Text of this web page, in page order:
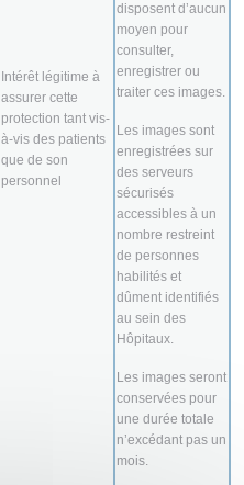
Intérêt légitime à
assurer cette
protection tant vis-
à-vis des patients
que de son
personnel
disposent d’aucun
moyen pour
consulter,
enregistrer ou
traiter ces images.
Les images sont
enregistrées sur
des serveurs
sécurisés
accessibles à un
nombre restreint
de personnes
habilités et
dûment identifiés
au sein des
Hôpitaux.
Les images seront
conservées pour
une durée totale
n’excédant pas un
mois.